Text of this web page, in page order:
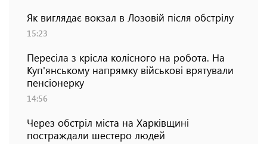
Як виглядає вокзал в Лозовій після обстрілу
15:23
Пересіла з крісла колісного на робота. На
Куп'янському напрямку військові врятували
пенсіонерку
14:56
Через обстріл міста на Харківщині
постраждали шестеро людей